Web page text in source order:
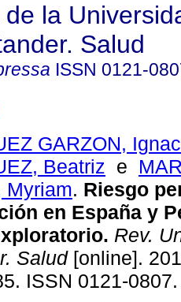
de la
Salud
ISSN 0121-
GARZON,
Beatriz e
Myriam. Riesgo
en España y
. Rev.
Salud[online].
ISSN 0121-0807.